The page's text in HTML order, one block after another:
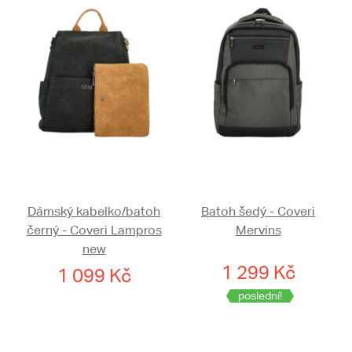
Dámský kabelko/batoh
černý - Coveri Lampros
new
1 099 Kč
Batoh šedý - Coveri
Mervins
1 299 Kč
poslední!